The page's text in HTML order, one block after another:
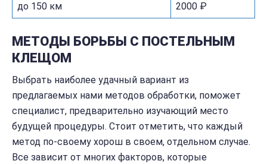
до 150 км 2000 ₽
МЕТОДЫ БОРЬБЫ С ПОСТЕЛЬНЫМ
КЛЕЩОМ
Выбрать наиболее удачный вариант из
предлагаемых нами методов обработки, поможет
специалист, предварительно изучающий место
будущей процедуры. Стоит отметить, что каждый
метод по-своему хорош в своем, отдельном случае.
Все зависит от многих факторов, которые